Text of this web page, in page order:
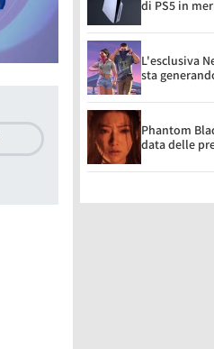
di PS5 in
L'esclusiva
sta
Phantom
data delle